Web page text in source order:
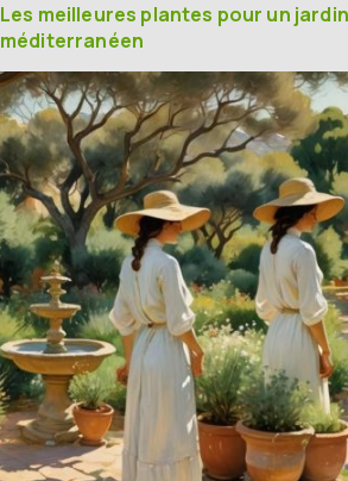
Les meilleures plantes pour un jardin
méditerranéen